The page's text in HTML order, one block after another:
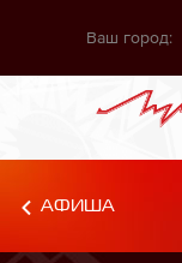
Ваш город:
АФИША